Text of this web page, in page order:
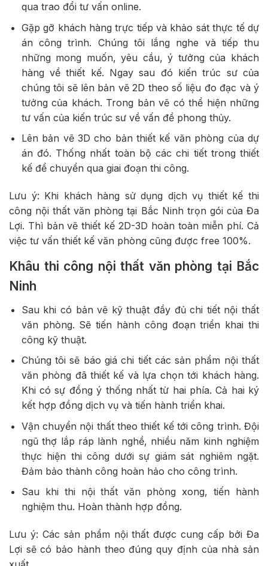
qua trao đổi tư vấn online.
Gặp gỡ khách hàng trực tiếp và khảo sát thực tế dự
án công trình. Chúng tôi lắng nghe và tiếp thu
những mong muốn, yêu cầu, ý tưởng của khách
hàng về thiết kế. Ngay sau đó kiến trúc sư của
chúng tôi sẽ lên bản vẽ 2D theo số liệu đo đạc và ý
tưởng của khách. Trong bản vẽ có thể hiện những
tư vấn của kiến trúc sư về vấn đề phong thủy.
Lên bản vẽ 3D cho bản thiết kế văn phòng của dự
án đó. Thống nhất toàn bộ các chi tiết trong thiết
kế để chuyển qua giai đoạn thi công.
Lưu ý: Khi khách hàng sử dụng dịch vụ thiết kế thi
công nội thất văn phòng tại Bắc Ninh trọn gói của Đa
Lợi. Thì bản vẽ thiết kế 2D-3D hoàn toàn miễn phí. Cả
việc tư vấn thiết kế văn phòng cũng được free 100%.
Khâu thi công nội thất văn phòng tại Bắc
Ninh
Sau khi có bản vẽ kỹ thuật đầy đủ chi tiết nội thất
văn phòng. Sẽ tiến hành công đoạn triển khai thi
công kỹ thuật.
Chúng tôi sẽ báo giá chi tiết các sản phẩm nội thất
văn phòng đã thiết kế và lựa chọn tới khách hàng.
Khi có sự đồng ý thống nhất từ hai phía. Cả hai ký
kết hợp đồng dịch vụ và tiến hành triển khai.
Vận chuyển nội thất theo thiết kế tới công trình. Đội
ngũ thợ lắp ráp lành nghề, nhiều năm kinh nghiệm
thực hiện thi công dưới sự giám sát nghiêm ngặt.
Đảm bảo thành công hoàn hảo cho công trình.
Sau khi thi nội thất văn phòng xong, tiến hành
nghiệm thu. Hoàn thành hợp đồng.
Lưu ý: Các sản phẩm nội thất được cung cấp bởi Đa
Lợi sẽ có bảo hành theo đúng quy định của nhà sản